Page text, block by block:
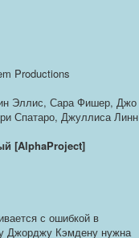
Productions
Эллис, Сара Фишер, Джо
Спатаро, Джуллиса Линн
[AlphaProject]
с ошибкой в
Джорджу Кэмдену нужна